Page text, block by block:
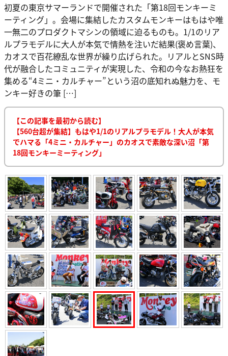
初夏の東京サマーランドで開催された「第18回モンキーミ
ーティング」。会場に集結したカスタムモンキーはもはや唯
一無二のプロダクトマシンの領域に迫るものも。1/1のリア
ルプラモデルに大人が本気で情熱を注いだ結果(褒め言葉)、
カオスで百花繚乱な世界が繰り広げられた。リアルとSNS時
代が融合したコミュニティが実現した、令和の今なお熱狂を
集める“4ミニ・カルチャー”という沼の底知れぬ魅力を、モ
ンキー好きの筆 […]
【この記事を最初から読む】
【560台超が集結】もはや1/1のリアルプラモデル！大人が本気
でハマる「4ミニ・カルチャー」のカオスで素敵な深い沼「第
18回モンキーミーティング」